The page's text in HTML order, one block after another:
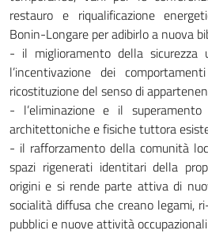
restauro e riqualificazione
Bonin-Longare per adibirlo a nuova
- il miglioramento della sicurezza
l’incentivazione dei
ricostituzione del senso di
- l’eliminazione e il
architettoniche e fisiche tuttora
- il rafforzamento della comunità
spazi rigenerati identitari della
origini e si rende parte attiva di
socialità diffusa che creano legami,
pubblici e nuove attività